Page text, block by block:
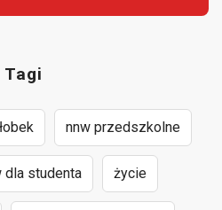
Tagi
nnw przedszkolne
dla studenta życie